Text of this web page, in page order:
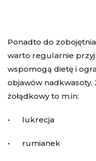
Ponadto do
warto regularnie
wspomogą dietę i
objawów nadkwasoty.
żołądkowy to m.in:
• lukrecja
• rumianek